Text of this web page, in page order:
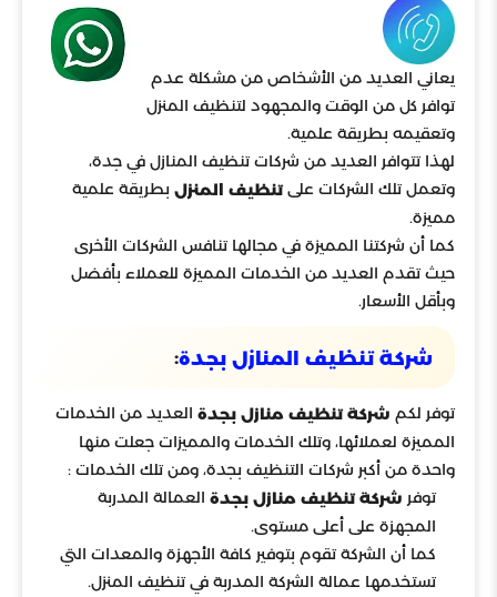
يعاني العديد من الأشخاص من مشكلة عدم
توافر كل من الوقت والمجهود لتنظيف المنزل
وتعقيمه بطريقة علمية.
لهذا تتوافر العديد من شركات تنظيف المنازل في جدة،
وتعمل تلك الشركات علىتنظيف المنزل بطريقة علمية
مميزة.
كما أن شركتنا المميزة في مجالها تنافس الشركات الأخرى
حيث تقدم العديد من الخدمات المميزة للعملاء بأفضل
وبأقل الأسعار.
شركة تنظيف المنازل بجدة:
توفر لكم شركة تنظيف منازل بجدة العديد من الخدمات
المميزة لعملائها، وتلك الخدمات والمميزات جعلت منها
واحدة من أكبر شركات التنظيف بجدة، ومن تلك الخدمات :
توفر شركة تنظيف منازل بجدة العمالة المدربة
المجهزة على أعلى مستوى.
كما أن الشركة تقوم بتوفير كافة الأجهزة والمعدات التي
تستخدمها عمالة الشركة المدربة في تنظيف المنزل.